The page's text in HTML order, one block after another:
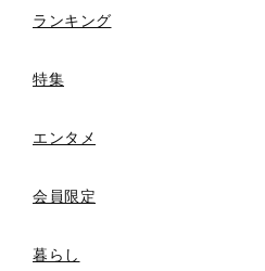
ランキング
特集
エンタメ
会員限定
暮らし